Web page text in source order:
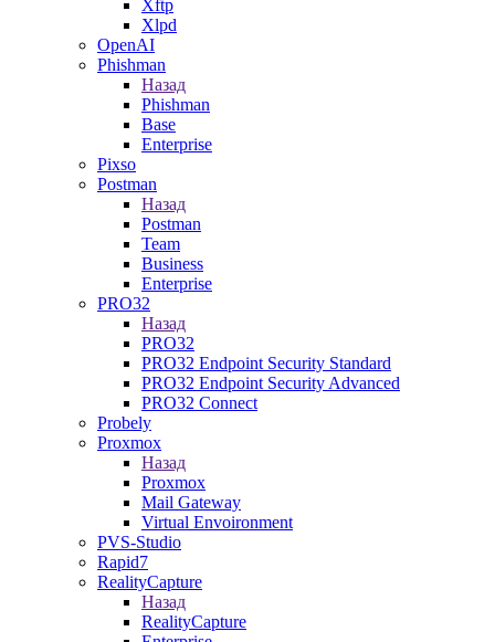
Xftp
Xlpd
OpenAI
Phishman
Назад
Phishman
Base
Enterprise
Pixso
Postman
Назад
Postman
Team
Business
Enterprise
PRO32
Назад
PRO32
PRO32 Endpoint Security Standard
PRO32 Endpoint Security Advanced
PRO32 Connect
Probely
Proxmox
Назад
Proxmox
Mail Gateway
Virtual Envoironment
PVS-Studio
Rapid7
RealityCapture
Назад
RealityCapture